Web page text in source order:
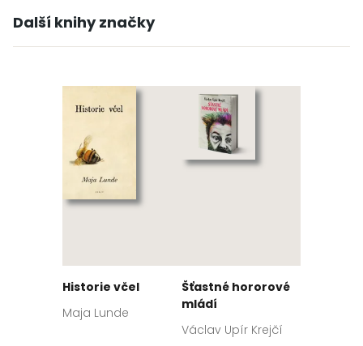
Další knihy značky
Historie včel
Maja Lunde
Šťastné hororové
mládí
Václav Upír Krejčí